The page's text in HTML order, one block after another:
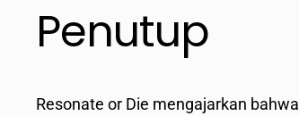
Penutup
Resonate or Die mengajarkan